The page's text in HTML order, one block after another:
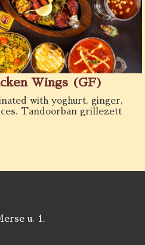
Wings (GF)
with yoghurt, ginger,
Tandoorban grillezett
u. 1.